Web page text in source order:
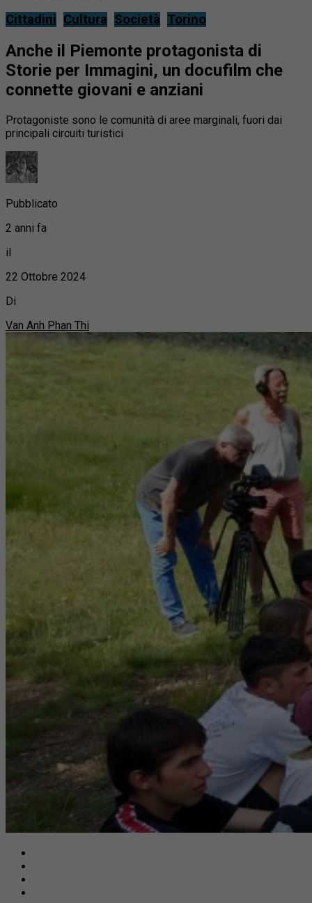
Cittadini Cultura Società Torino
Anche il Piemonte protagonista di
Storie per Immagini, un docufilm che
connette giovani e anziani
Protagoniste sono le comunità di aree marginali, fuori dai
principali circuiti turistici
Pubblicato
2 anni fa
il
22 Ottobre 2024
Di
Van Anh Phan Thi